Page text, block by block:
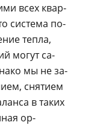
всех квар­
система по­
тепла,
могут са­
мы не за­
сняти­ем
в таких
ор­